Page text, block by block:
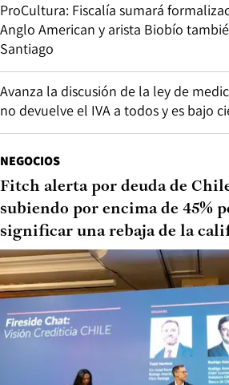
ProCultura: Fiscalía sumará
Anglo American y arista Biobío
Santiago
Avanza la discusión de la ley de
no devuelve el IVA a todos y es bajo
NEGOCIOS
Fitch alerta por deuda de
subiendo por encima de 45%
significar una rebaja de la